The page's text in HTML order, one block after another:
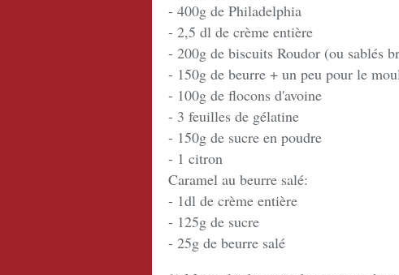
- 400g de Philadelphia
- 2,5 dl de crème entière
- 200g de biscuits Roudor (ou sablés
- 150g de beurre + un peu pour le
- 100g de flocons d'avoine
- 3 feuilles de gélatine
- 150g de sucre en poudre
- 1 citron
Caramel au beurre salé:
- 1dl de crème entière
- 125g de sucre
- 25g de beurre salé